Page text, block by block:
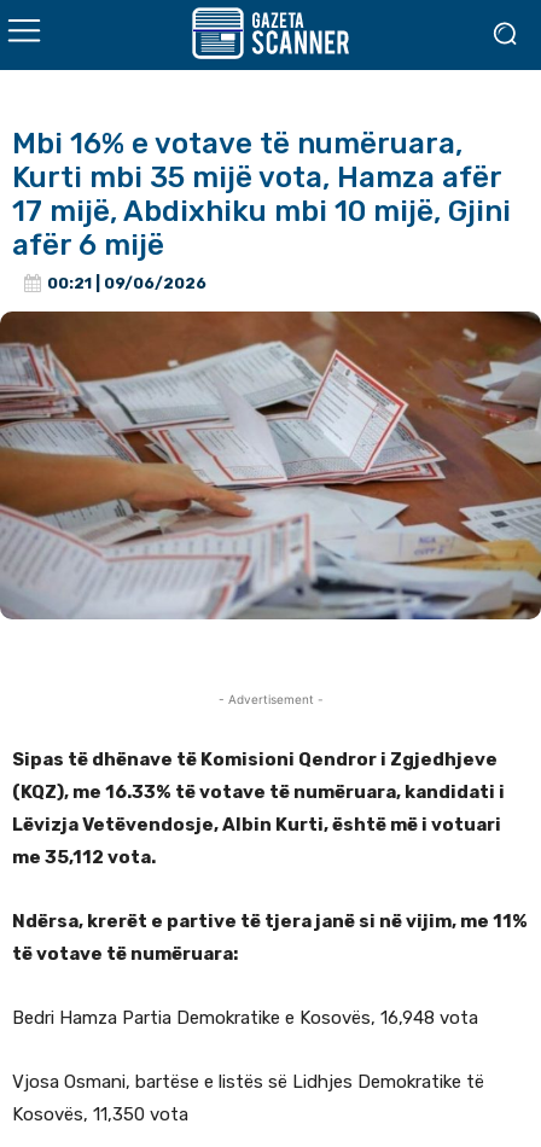
Mbi 16% e votave të numëruara,
Kurti mbi 35 mijë vota, Hamza afër
17 mijë, Abdixhiku mbi 10 mijë, Gjini
afër 6 mijë
00:21 | 09/06/2026
- Advertisement -
Sipas të dhënave të Komisioni Qendror i Zgjedhjeve
(KQZ), me 16.33% të votave të numëruara, kandidati i
Lëvizja Vetëvendosje, Albin Kurti, është më i votuari
me 35,112 vota.
Ndërsa, krerët e partive të tjera janë si në vijim, me 11%
të votave të numëruara:
Bedri Hamza Partia Demokratike e Kosovës, 16,948 vota
Vjosa Osmani, bartëse e listës së Lidhjes Demokratike të
Kosovës, 11,350 vota